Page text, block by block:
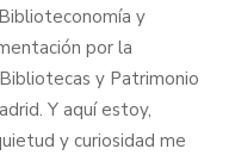
y
por la
y Patrimonio
Y aquí estoy,
y curiosidad me